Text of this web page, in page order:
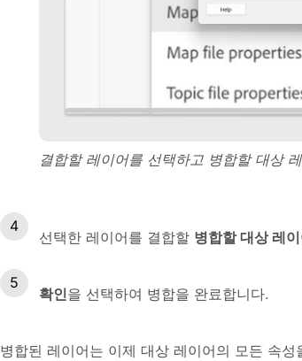
결합할 레이어를 선택하고 병합할 대상
선택한 레이어를 결합할 병합할 대상 레이
확인을 선택하여 병합을 완료합니다.
병합된 레이어는 이제 대상 레이어의 모든 속